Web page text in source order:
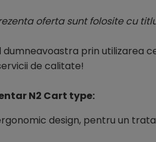
oferta sunt folosite cu
dumneavoastra prin utilizarea
de calitate!
N2 Cart type:
design, pentru un